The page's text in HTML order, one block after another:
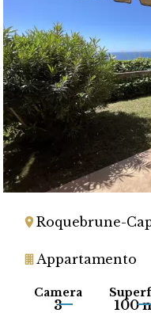
Roquebrune-
Appartamento
Camera
3 100